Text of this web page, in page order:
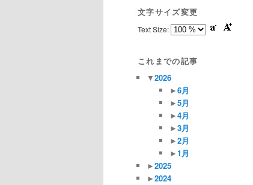
文字サイズ変更
Text Size:
これまでの記事
▼2026
►6月
►5月
►4月
►3月
►2月
►1月
►2025
►2024